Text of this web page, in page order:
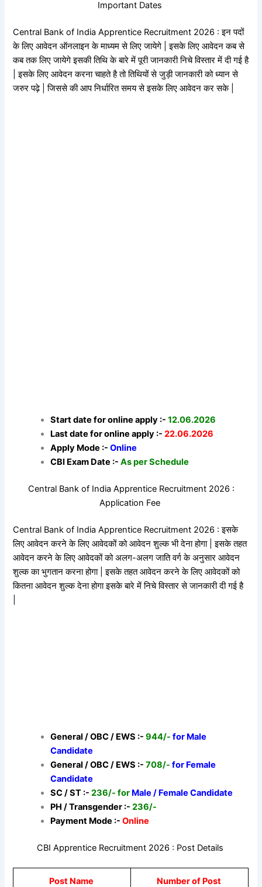
Important Dates
Central Bank of India Apprentice Recruitment 2026 : इन पदों
के लिए आवेदन ऑनलाइन के माध्यम से लिए जायेगे | इसके लिए आवेदन कब से
कब तक लिए जायेगे इसकी तिथि के बारे में पूरी जानकारी निचे विस्तार में दी गई है
| इसके लिए आवेदन करना चाहते है तो तिथियों से जुड़ी जानकारी को ध्यान से
जरुर पढ़े | जिससे की आप निर्धारित समय से इसके लिए आवेदन कर सके |
Start date for online apply :-12.06.2026
Last date for online apply :-22.06.2026
Apply Mode :-Online
CBI Exam Date :-As per Schedule
Central Bank of India Apprentice Recruitment 2026 :
Application Fee
Central Bank of India Apprentice Recruitment 2026 : इसके
लिए आवेदन करने के लिए आवेदकों को आवेदन शुल्क भी देना होगा | इसके तहत
आवेदन करने के लिए आवेदकों को अलग-अलग जाति वर्ग के अनुसार आवेदन
शुल्क का भुगतान करना होगा | इसके तहत आवेदन करने के लिए आवेदकों को
कितना आवेदन शुल्क देना होगा इसके बारे में निचे विस्तार से जानकारी दी गई है
General / OBC / EWS :-944/-for Male
Candidate
General / OBC / EWS :- 708/-for Female
Candidate
SC / ST :-236/- for Male / Female Candidate
PH / Transgender :- 236/-
Payment Mode :- Online
CBI Apprentice Recruitment 2026 : Post Details
Post Name Number of Post